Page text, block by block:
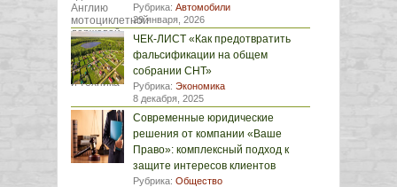
Рубрика: Автомобили
29 января, 2026
ЧЕК-ЛИСТ «Как предотвратить
фальсификации на общем
собрании СНТ»
Рубрика: Экономика
8 декабря, 2025
Современные юридические
решения от компании «Ваше
Право»: комплексный подход к
защите интересов клиентов
Рубрика: Общество